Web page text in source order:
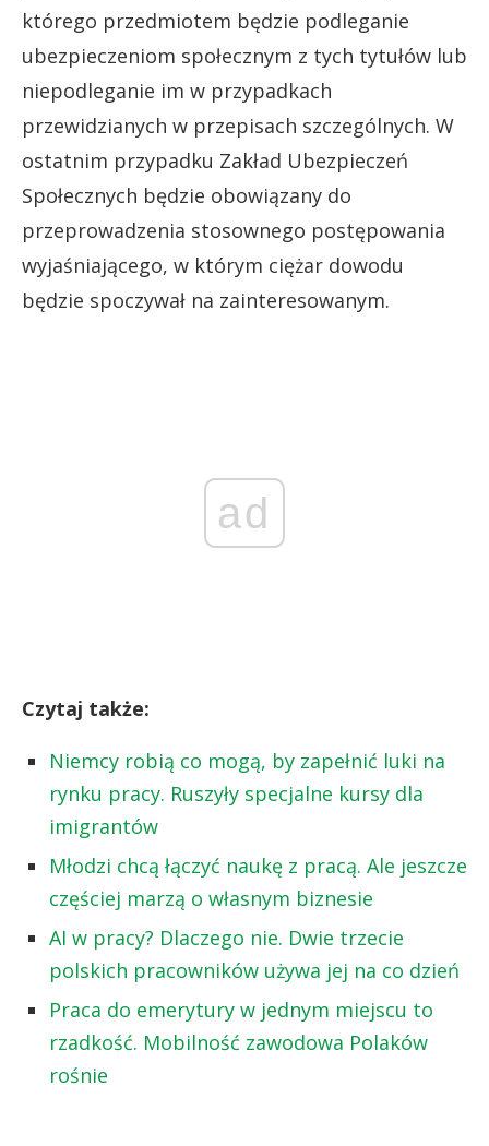
którego przedmiotem będzie podleganie
ubezpieczeniom społecznym z tych tytułów lub
niepodleganie im w przypadkach
przewidzianych w przepisach szczególnych. W
ostatnim przypadku Zakład Ubezpieczeń
Społecznych będzie obowiązany do
przeprowadzenia stosownego postępowania
wyjaśniającego, w którym ciężar dowodu
będzie spoczywał na zainteresowanym.
ad
Czytaj także:
Niemcy robią co mogą, by zapełnić luki na
rynku pracy. Ruszyły specjalne kursy dla
imigrantów
Młodzi chcą łączyć naukę z pracą. Ale jeszcze
częściej marzą o własnym biznesie
AI w pracy? Dlaczego nie. Dwie trzecie
polskich pracowników używa jej na co dzień
Praca do emerytury w jednym miejscu to
rzadkość. Mobilność zawodowa Polaków
rośnie